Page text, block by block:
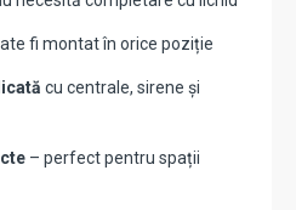
fi montat în orice poziție
cu centrale, sirene și
– perfect pentru spații